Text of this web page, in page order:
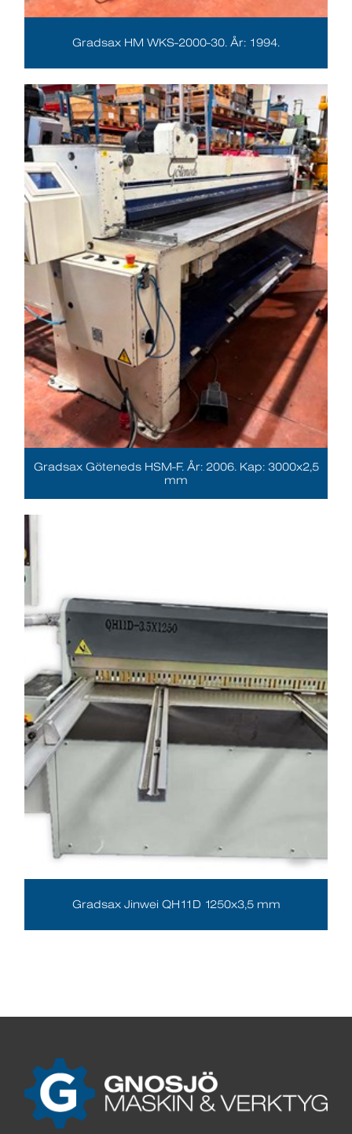
Gradsax HM WKS-2000-30. År: 1994.
Gradsax Göteneds HSM-F. År: 2006. Kap: 3000x2,5
mm
Gradsax Jinwei QH11D 1250x3,5 mm